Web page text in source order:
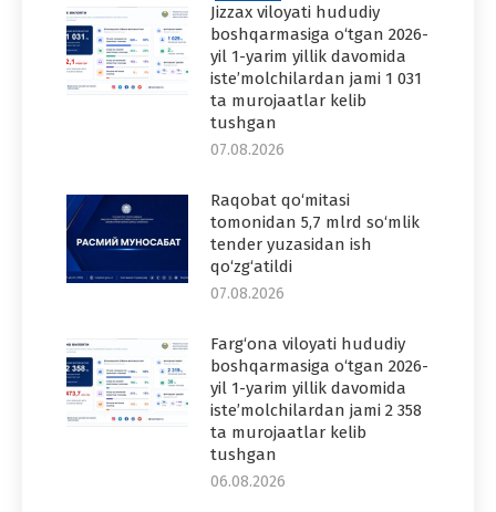
Jizzax viloyati hududiy
boshqarmasiga o‘tgan 2026-
yil 1-yarim yillik davomida
iste’molchilardan jami 1 031
ta murojaatlar kelib
tushgan
07.08.2026
Raqobat qo‘mitasi
tomonidan 5,7 mlrd so‘mlik
tender yuzasidan ish
qo‘zg‘atildi
07.08.2026
Farg‘ona viloyati hududiy
boshqarmasiga o‘tgan 2026-
yil 1-yarim yillik davomida
iste’molchilardan jami 2 358
ta murojaatlar kelib
tushgan
06.08.2026